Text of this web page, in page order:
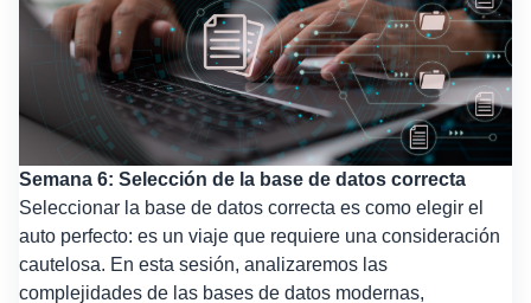
Semana 6: Selección de la base de datos correcta
Seleccionar la base de datos correcta es como elegir el
auto perfecto: es un viaje que requiere una consideración
cautelosa. En esta sesión, analizaremos las
complejidades de las bases de datos modernas,